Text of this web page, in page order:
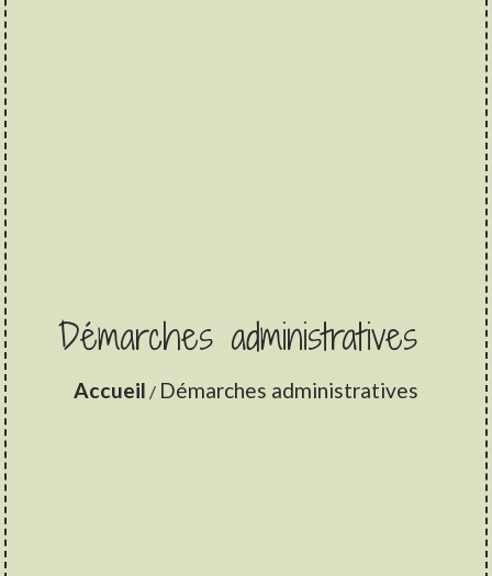
Démarches administratives
Accueil / Démarches administratives